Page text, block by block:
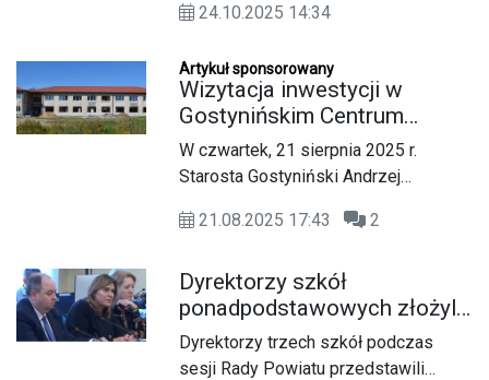
2024/2025 dyrektor Gostynińskiego
Kiełbasa.
24.10.2025 14:34
Artykuł sponsorowany
Wizytacja inwestycji w
Gostynińskim Centrum
Edukacyjnym
W czwartek, 21 sierpnia 2025 r.
Starosta Gostyniński Andrzej
Gostynińskiego Centrum
wizytowali teren internatu szkolnego,
w którym trwają prace budowlane
prowadzone przez Firmę Global
System Marcin Balcerzak,
21.08.2025 17:43 2
Dyrektorzy szkół
ponadpodstawowych złożyli
sprawozdania
Dyrektorzy trzech szkół podczas
sesji Rady Powiatu przedstawili